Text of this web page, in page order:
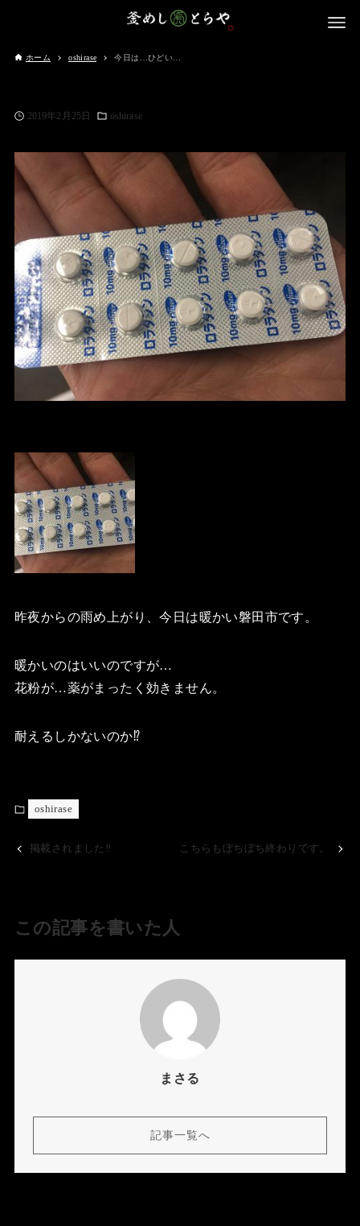
ホーム oshirase 今日は…ひどい…
2019年2月25日 oshirase
昨夜からの雨め上がり、今日は暖かい磐田市です。
暖かいのはいいのですが…
花粉が…薬がまったく効きません。
耐えるしかないのか⁉️
oshirase
掲載されました‼️ こちらもぼちぼち終わりです。
この記事を書いた人
まさる
記事一覧へ